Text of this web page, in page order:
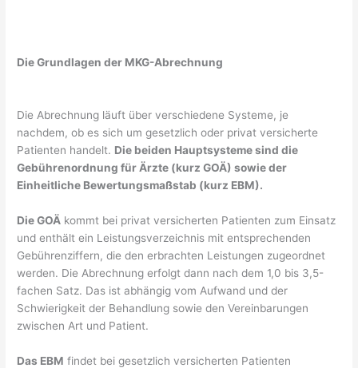
Die Grundlagen der MKG-Abrechnung
Die Abrechnung läuft über verschiedene Systeme, je
nachdem, ob es sich um gesetzlich oder privat versicherte
Patienten handelt. Die beiden Hauptsysteme sind die
Gebührenordnung für Ärzte (kurz GOÄ) sowie der
Einheitliche Bewertungsmaßstab (kurz EBM).
Die GOÄ kommt bei privat versicherten Patienten zum Einsatz
und enthält ein Leistungsverzeichnis mit entsprechenden
Gebührenziffern, die den erbrachten Leistungen zugeordnet
werden. Die Abrechnung erfolgt dann nach dem 1,0 bis 3,5-
fachen Satz. Das ist abhängig vom Aufwand und der
Schwierigkeit der Behandlung sowie den Vereinbarungen
zwischen Art und Patient.
Das EBM findet bei gesetzlich versicherten Patienten